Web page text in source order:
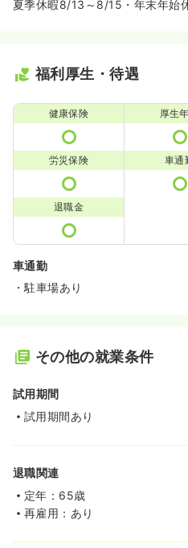
夏季休暇8/13～8/15・年末年始
福利厚生・待遇
健康保険 厚生
労災保険 車通
退職金
車通勤
・駐車場あり
その他の就業条件
試用期間
試用期間あり
退職関連
定年：65歳
再雇用：あり